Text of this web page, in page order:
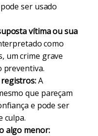
ser usado
vítima ou sua
como
um crime grave
preventiva.
A
que pareçam
e pode ser
culpa.
algo menor: